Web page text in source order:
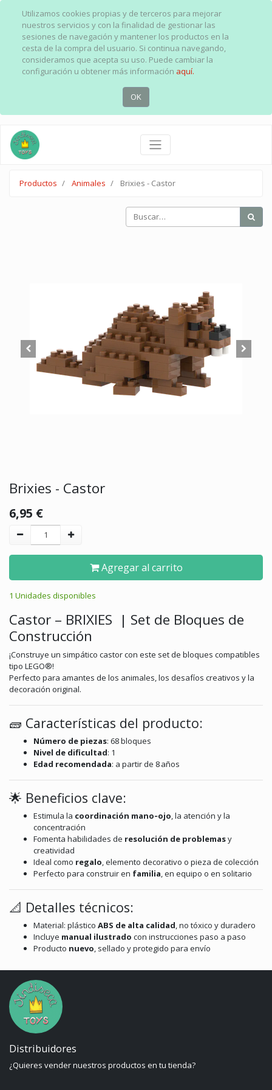
Utilizamos cookies propias y de terceros para mejorar
nuestros servicios y con la finalidad de gestionar las
sesiones de navegación y mantener los productos en la
cesta de la compra del usuario. Si continua navegando,
consideramos que acepta su uso. Puede cambiar la
configuración u obtener más información aquí.
OK
Productos Animales Brixies - Castor
Brixies - Castor
6,95 €
Agregar al carrito
1 Unidades disponibles
Castor – BRIXIES | Set de Bloques de
Construcción
¡Construye un simpático castor con este set de bloques compatibles
tipo LEGO®!
Perfecto para amantes de los animales, los desafíos creativos y la
decoración original.
🧱 Características del producto:
Número de piezas: 68 bloques
Nivel de dificultad: 1
Edad recomendada: a partir de 8 años
🌟 Beneficios clave:
Estimula la coordinación mano‑ojo, la atención y la
concentración
Fomenta habilidades de resolución de problemasy
creatividad
Ideal como regalo, elemento decorativo o pieza de colección
Perfecto para construir en familia, en equipo o en solitario
📐 Detalles técnicos:
Material: plástico ABS de alta calidad, no tóxico y duradero
Incluye manual ilustrado con instrucciones paso a paso
Producto nuevo, sellado y protegido para envío
Distribuidores
¿Quieres vender nuestros productos en tu tienda?